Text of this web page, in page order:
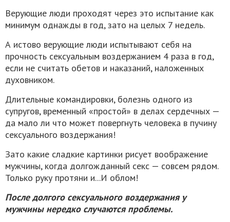
Верующие люди проходят через это испытание как
минимум однажды в год, зато на целых 7 недель.
А истово верующие люди испытывают себя на
прочность сексуальным воздержанием 4 раза в год,
если не считать обетов и наказаний, наложенных
духовником.
Длительные командировки, болезнь одного из
супругов, временный «простой» в делах сердечных —
да мало ли что может повергнуть человека в пучину
сексуального воздержания!
Зато какие сладкие картинки рисует воображение
мужчины, когда долгожданный секс — совсем рядом.
Только руку протяни и...И облом!
После долгого сексуального воздержания у
мужчины нередко случаются проблемы.